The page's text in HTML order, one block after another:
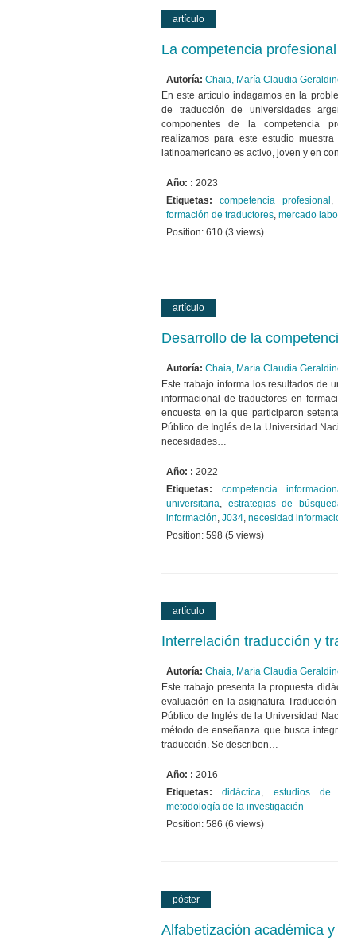
artículo
La competencia
Autoría: Chaia, María Claudia
En este artículo indagamos en la
de traducción de universidades
componentes de la competencia
realizamos para este estudio
latinoamericano es activo, joven y en
Año: : 2023
Etiquetas:
competencia profesional
formación de traductores, mercado
Position: 610 (3 views)
artículo
Desarrollo de la
Autoría: Chaia, María Claudia
Este trabajo informa los resultados de
informacional de traductores en
encuesta en la que participaron
Público de Inglés de la Universidad
necesidades…
Año: : 2022
Etiquetas:
competencia
universitaria, estrategias de
información, J034, necesidad
Position: 598 (5 views)
artículo
Interrelación traducción y
Autoría: Chaia, María Claudia
Este trabajo presenta la propuesta
evaluación en la asignatura
Público de Inglés de la Universidad
método de enseñanza que busca
traducción. Se describen…
Año: : 2016
Etiquetas:
didáctica, estudios de
metodología de la investigación
Position: 586 (6 views)
póster
Alfabetización académica